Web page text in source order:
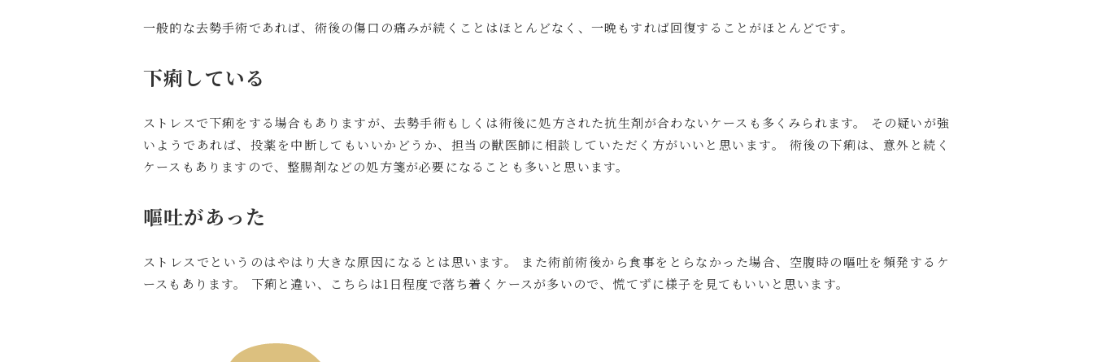
一般的な去勢手術であれば、術後の傷口の痛みが続くことはほとんどなく、一晩もすれば回復することがほとんどです。
下痢している
ストレスで下痢をする場合もありますが、去勢手術もしくは術後に処方された抗生剤が合わないケースも多くみられます。 その疑いが強
いようであれば、投薬を中断してもいいかどうか、担当の獣医師に相談していただく方がいいと思います。 術後の下痢は、意外と続く
ケースもありますので、整腸剤などの処方箋が必要になることも多いと思います。
嘔吐があった
ストレスでというのはやはり大きな原因になるとは思います。 また術前術後から食事をとらなかった場合、空腹時の嘔吐を頻発するケ
ースもあります。 下痢と違い、こちらは1日程度で落ち着くケースが多いので、慌てずに様子を見てもいいと思います。